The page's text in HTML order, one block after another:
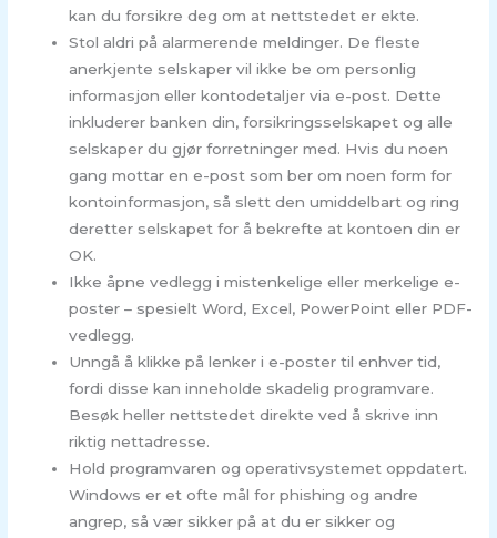
kan du forsikre deg om at nettstedet er ekte.
Stol aldri på alarmerende meldinger. De fleste
anerkjente selskaper vil ikke be om personlig
informasjon eller kontodetaljer via e-post. Dette
inkluderer banken din, forsikringsselskapet og alle
selskaper du gjør forretninger med. Hvis du noen
gang mottar en e-post som ber om noen form for
kontoinformasjon, så slett den umiddelbart og ring
deretter selskapet for å bekrefte at kontoen din er
OK.
Ikke åpne vedlegg i mistenkelige eller merkelige e-
poster – spesielt Word, Excel, PowerPoint eller PDF-
vedlegg.
Unngå å klikke på lenker i e-poster til enhver tid,
fordi disse kan inneholde skadelig programvare.
Besøk heller nettstedet direkte ved å skrive inn
riktig nettadresse.
Hold programvaren og operativsystemet oppdatert.
Windows er et ofte mål for phishing og andre
angrep, så vær sikker på at du er sikker og